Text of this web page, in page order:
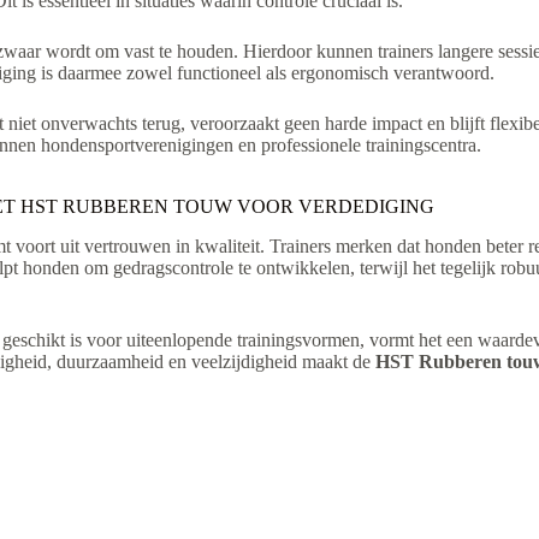
wordt om vast te houden. Hierdoor kunnen trainers langere
is daarmee zowel functioneel als ergonomisch verantwoord.
onverwachts terug, veroorzaakt geen harde impact en blijft
hondensportverenigingen en professionele trainingscentra.
HST RUBBEREN TOUW VOOR VERDEDIGING
voort uit vertrouwen in kwaliteit. Trainers merken dat honden beter
honden om gedragscontrole te ontwikkelen, terwijl het tegelijk
is voor uiteenlopende trainingsvormen, vormt het een
duurzaamheid en veelzijdigheid maakt de HST Rubberen